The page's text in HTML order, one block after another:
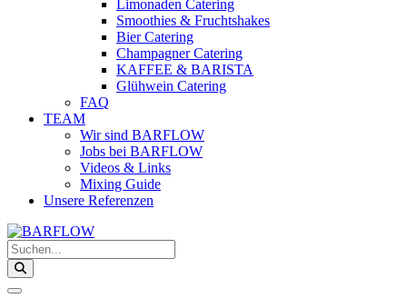
Limonaden Catering
Smoothies & Fruchtshakes
Bier Catering
Champagner Catering
KAFFEE & BARISTA
Glühwein Catering
FAQ
TEAM
Wir sind BARFLOW
Jobs bei BARFLOW
Videos & Links
Mixing Guide
Unsere Referenzen
Suchen...